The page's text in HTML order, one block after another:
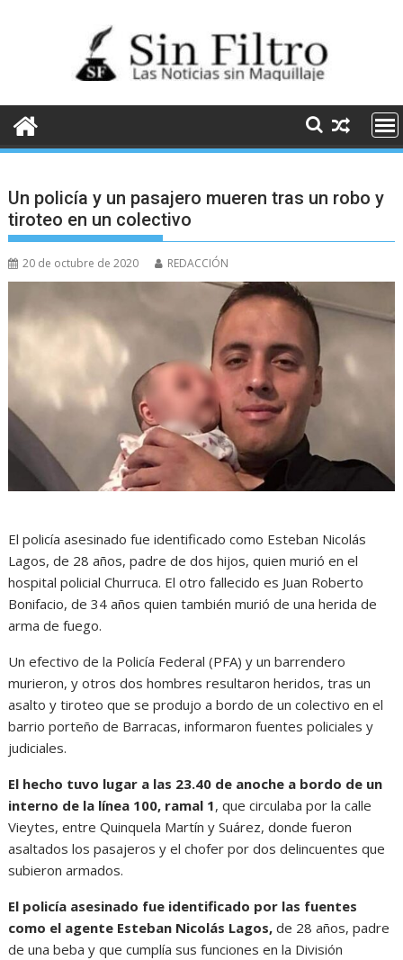
Un policía y un pasajero mueren tras un robo y
tiroteo en un colectivo
20 de octubre de 2020 REDACCIÓN
El policía asesinado fue identificado como Esteban Nicolás
Lagos, de 28 años, padre de dos hijos, quien murió en el
hospital policial Churruca. El otro fallecido es Juan Roberto
Bonifacio, de 34 años quien también murió de una herida de
arma de fuego.
Un efectivo de la Policía Federal (PFA) y un barrendero
murieron, y otros dos hombres resultaron heridos, tras un
asalto y tiroteo que se produjo a bordo de un colectivo en el
barrio porteño de Barracas, informaron fuentes policiales y
judiciales.
El hecho tuvo lugar a las 23.40 de anoche a bordo de un
interno de la línea 100, ramal 1, que circulaba por la calle
Vieytes, entre Quinquela Martín y Suárez, donde fueron
asaltados los pasajeros y el chofer por dos delincuentes que
subieron armados.
El policía asesinado fue identificado por las fuentes
como el agente Esteban Nicolás Lagos, de 28 años, padre
de una beba y que cumplía sus funciones en la División